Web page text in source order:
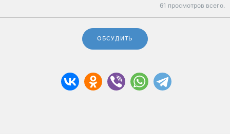
61 просмотров всего.
ОБСУДИТЬ